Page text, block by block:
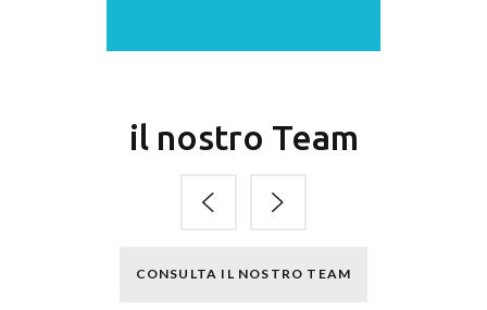
il nostro Team
CONSULTA IL NOSTRO TEAM